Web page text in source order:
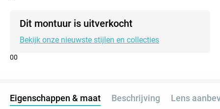
Dit montuur is uitverkocht
Bekijk onze nieuwste stijlen en collecties
00
Eigenschappen & maat Beschrijving Lens